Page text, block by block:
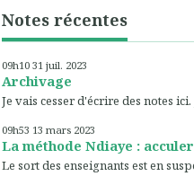
Notes récentes
09h10 31 juil. 2023
Archivage
Je vais cesser d'écrire des notes
09h53 13 mars 2023
La méthode Ndiaye :
Le sort des enseignants est en